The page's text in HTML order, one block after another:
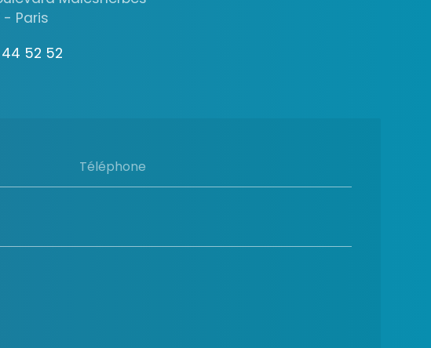
Téléphone
- Paris
44 52 52